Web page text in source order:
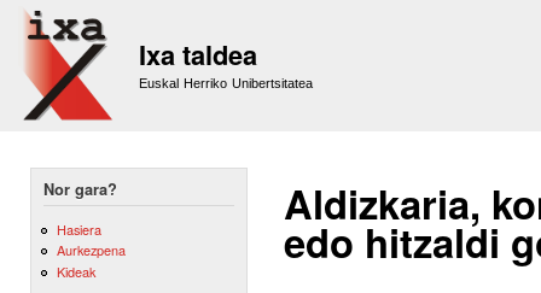
Ixa taldea
Euskal Herriko Unibertsitatea
Nor gara?
Hasiera
Aurkezpena
Kideak
Aldizkaria,
edo hitzaldi